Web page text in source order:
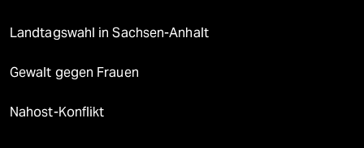
Landtagswahl in Sachsen-Anhalt
Gewalt gegen Frauen
Nahost-Konflikt